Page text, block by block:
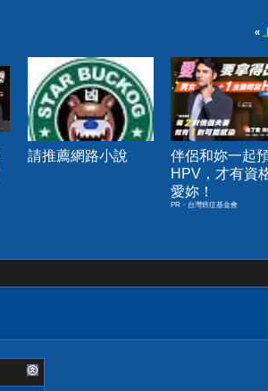
«
請推薦網路小說
伴侶和妳一起
HPV，才有資
愛妳！
PR・台灣癌症基金會